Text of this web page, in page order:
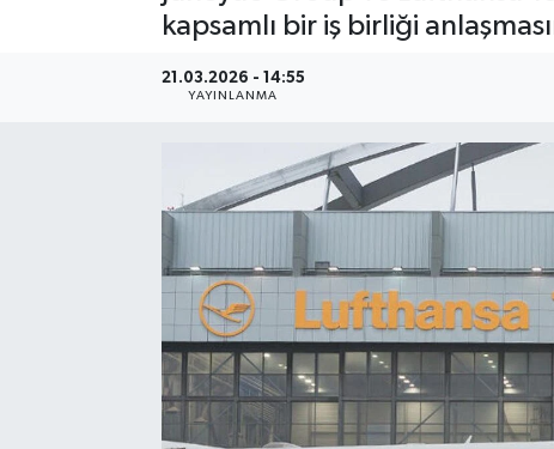
kapsamlı bir iş birliği
21.03.2026 - 14:55
YAYINLANMA